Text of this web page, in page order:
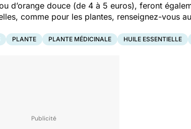
d’orange douce (de 4 à 5 euros), feront
comme pour les plantes, renseignez-vous
PLANTE PLANTE MÉDICINALE HUILE ESSENTIELLE